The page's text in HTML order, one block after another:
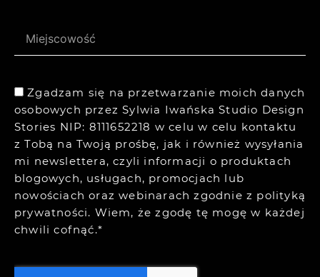
Zgadzam się na przetwarzanie moich danych
osobowych przez Sylwia Iwańska Studio Design
Stories NIP: 8111652218 w celu w celu kontaktu
z Tobą na Twoją prośbę, jak i również wysyłania
mi newslettera, czyli informacji o produktach
blogowych, usługach, promocjach lub
nowościach oraz webinarach zgodnie z polityką
prywatności. Wiem, że zgodę tę mogę w każdej
chwili cofnąć.*